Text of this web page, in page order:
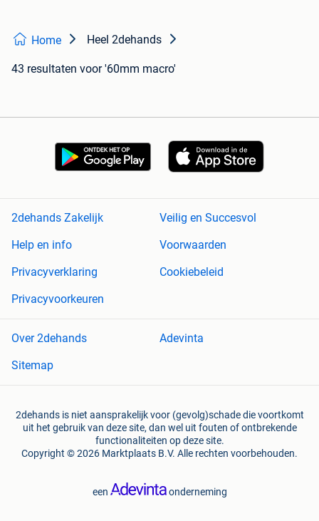
Home Heel 2dehands
43 resultaten voor '60mm macro'
2dehands Zakelijk
Veilig en Succesvol
Help en info
Voorwaarden
Privacyverklaring
Cookiebeleid
Privacyvoorkeuren
Over 2dehands
Adevinta
Sitemap
2dehands is niet aansprakelijk voor (gevolg)schade die voortkomt
uit het gebruik van deze site, dan wel uit fouten of ontbrekende
functionaliteiten op deze site.
Copyright © 2026 Marktplaats B.V. Alle rechten voorbehouden.
een onderneming